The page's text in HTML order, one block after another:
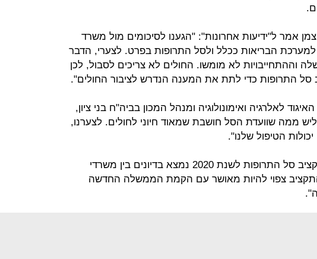
אמר ל"ידיעות אחרונות": "הגענו לסיכומים מול משרד
הבריאות ככלל ולסל התרופות בפרט. לצערי, הדבר
וההתחייבויות לא מומשו. החולים לא צריכים לסבול, לכן
סל התרופות כדי לתת את המענה הנדרש לציבור החולים".
לאלרגיה ואימונולוגיה ומנהל המכון בביה"ח בני ציון,
ממה שוועדת הסל חושבת שמאוד חיוני לחולים. לצערנו,
הטיפול שלנו".
ממשרד האוצר נמסר: תקציב סל התרופות לשנת 2020 נמצא בדיונים בין משרדי
התקציב צפוי להיות מאושר עם הקמת הממשלה החדשה